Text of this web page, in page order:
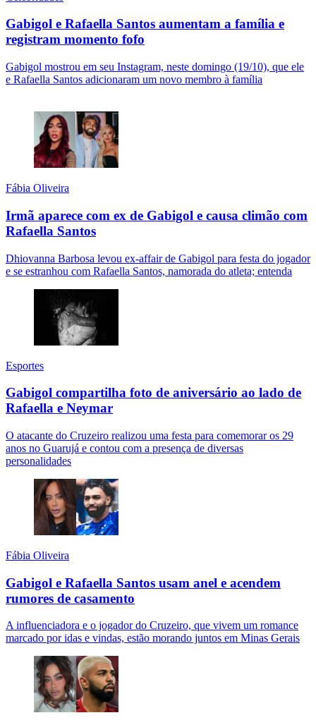
Gabigol e Rafaella Santos aumentam a família e
registram momento fofo
Gabigol mostrou em seu Instagram, neste domingo (19/10), que ele
e Rafaella Santos adicionaram um novo membro à família
Fábia Oliveira
Irmã aparece com ex de Gabigol e causa climão com
Rafaella Santos
Dhiovanna Barbosa levou ex-affair de Gabigol para festa do jogador
e se estranhou com Rafaella Santos, namorada do atleta; entenda
Esportes
Gabigol compartilha foto de aniversário ao lado de
Rafaella e Neymar
O atacante do Cruzeiro realizou uma festa para comemorar os 29
anos no Guarujá e contou com a presença de diversas
personalidades
Fábia Oliveira
Gabigol e Rafaella Santos usam anel e acendem
rumores de casamento
A influenciadora e o jogador do Cruzeiro, que vivem um romance
marcado por idas e vindas, estão morando juntos em Minas Gerais